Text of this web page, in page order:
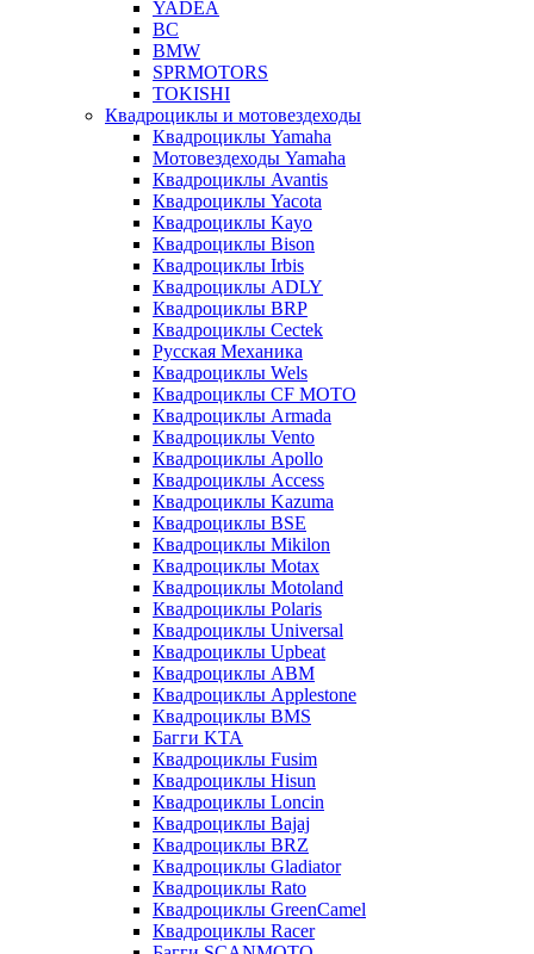
YADEA
BC
BMW
SPRMOTORS
TOKISHI
Квадроциклы и мотовездеходы
Квадроциклы Yamaha
Мотовездеходы Yamaha
Квадроциклы Avantis
Квадроциклы Yacota
Квадроциклы Kayo
Квадроциклы Bison
Квадроциклы Irbis
Квадроциклы ADLY
Квадроциклы BRP
Квадроциклы Cectek
Русская Механика
Квадроциклы Wels
Квадроциклы CF MOTO
Квадроциклы Armada
Квадроциклы Vento
Квадроциклы Apollo
Квадроциклы Access
Квадроциклы Kazuma
Квадроциклы BSE
Квадроциклы Mikilon
Квадроциклы Motax
Квадроциклы Motoland
Квадроциклы Polaris
Квадроциклы Universal
Квадроциклы Upbeat
Квадроциклы ABM
Квадроциклы Applestone
Квадроциклы BMS
Багги KTA
Квадроциклы Fusim
Квадроциклы Hisun
Квадроциклы Loncin
Квадроциклы Bajaj
Квадроциклы BRZ
Квадроциклы Gladiator
Квадроциклы Rato
Квадроциклы GreenCamel
Квадроциклы Racer